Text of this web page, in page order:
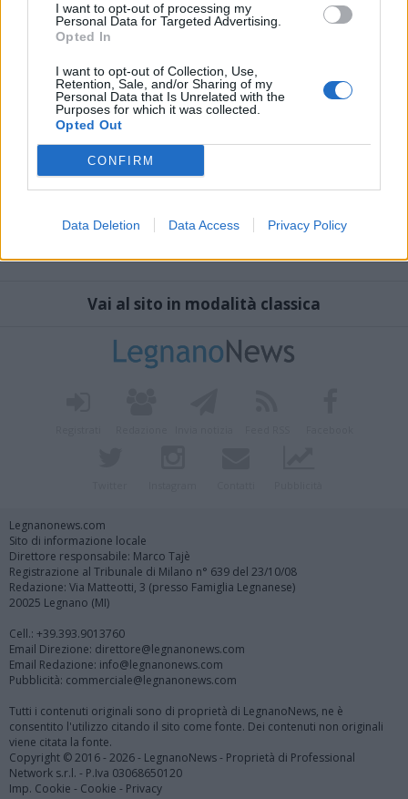
I want to opt-out of processing my
Personal Data for Targeted Advertising.
Opted In
I want to opt-out of Collection, Use,
Retention, Sale, and/or Sharing of my
Personal Data that Is Unrelated with the
Purposes for which it was collected.
Opted Out
CONFIRM
Data Deletion Data Access Privacy Policy
Vai al sito in modalità classica
Legnanonews.com
Sito di informazione locale
Direttore responsabile: Marco Tajè
Registrazione al Tribunale di Milano n° 639 del 23/10/08
Redazione: Via Matteotti, 3 (presso Famiglia Legnanese)
20025 Legnano (MI)
Cell.: +39.393.9013760
Email Direzione: direttore@legnanonews.com
Email Redazione: info@legnanonews.com
Pubblicità: commerciale@legnanonews.com
Tutti i contenuti originali sono di proprietà di LegnanoNews, ne è
consentito l'utilizzo citando il sito come fonte. Dei contenuti non originali
viene citata la fonte.
Copyright © 2016 - 2026 - LegnanoNews - Proprietà di Professional
Network s.r.l. - P.Iva 03068650120
Imp. Cookie - Cookie - Privacy